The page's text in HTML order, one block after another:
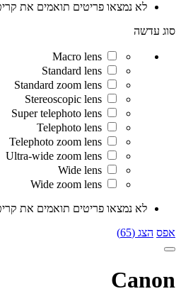
לא נמצאו פריטים תואמים את
סוג עדשה
Macro lens
Standard lens
Standard zoom lens
Stereoscopic lens
Super telephoto lens
Telephoto lens
Telephoto zoom lens
Ultra-wide zoom lens
Wide lens
Wide zoom lens
לא נמצאו פריטים תואמים את
אפס הצג (65)
Canon